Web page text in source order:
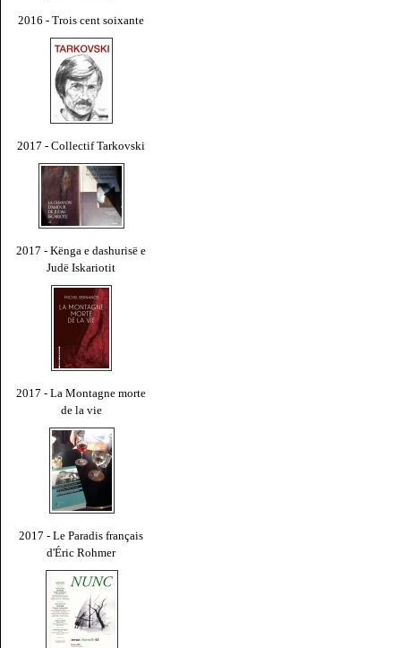
2016 - Trois cent soixante
2017 - Collectif Tarkovski
2017 - Kënga e dashurisë e
Judë Iskariotit
2017 - La Montagne morte
de la vie
2017 - Le Paradis français
d'Éric Rohmer